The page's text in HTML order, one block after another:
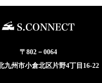
〒802－0064
九州市小倉北区片野4丁目16-22